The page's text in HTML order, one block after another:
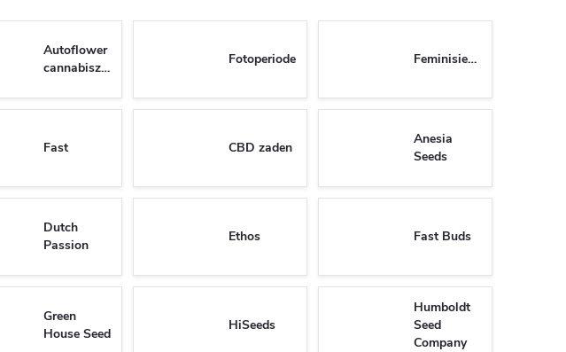
Autoflower
cannabiszaden
Fotoperiode Feminisierte
Fast CBD zaden
Anesia
Seeds
Dutch
Passion
Ethos Fast Buds
Green
House Seed
HiSeeds
Humboldt
Seed
Company